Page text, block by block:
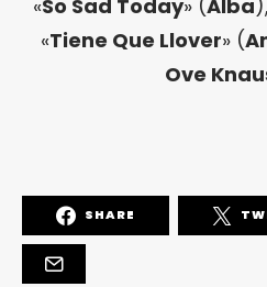
«So Sad Today» (Alba
«Tiene Que Llover» (
Ove
SHARE